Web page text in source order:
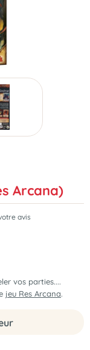
Arcana)
avis
vos parties....
jeu Res Arcana.